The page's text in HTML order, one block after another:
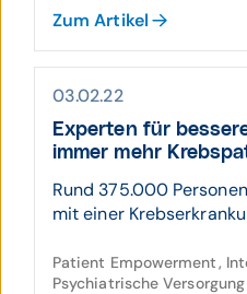
Zum Artikel
03.02.22
Experten für
immer mehr
Rund 375.000
mit einer
Patient Empowerment,
Psychiatrische Versorgung